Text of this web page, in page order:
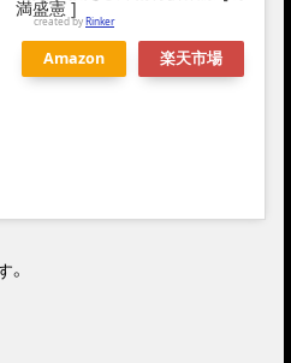
満盛憲 ]
created byRinker
Amazon 楽天市場